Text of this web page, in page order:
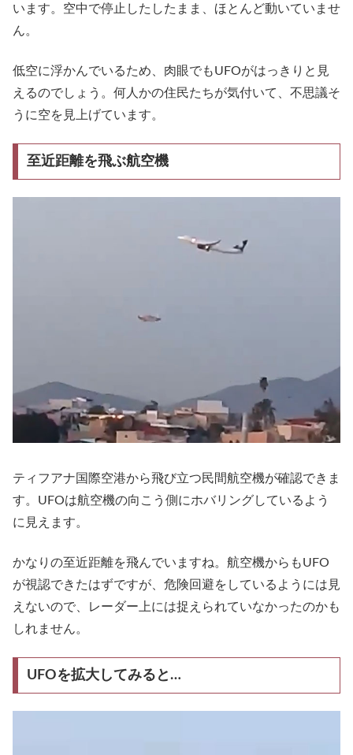
います。空中で停止したしたまま、ほとんど動いていませ
ん。
低空に浮かんでいるため、肉眼でもUFOがはっきりと見
えるのでしょう。何人かの住民たちが気付いて、不思議そ
うに空を見上げています。
至近距離を飛ぶ航空機
ティフアナ国際空港から飛び立つ民間航空機が確認できま
す。UFOは航空機の向こう側にホバリングしているよう
に見えます。
かなりの至近距離を飛んでいますね。航空機からもUFO
が視認できたはずですが、危険回避をしているようには見
えないので、レーダー上には捉えられていなかったのかも
しれません。
UFOを拡大してみると…